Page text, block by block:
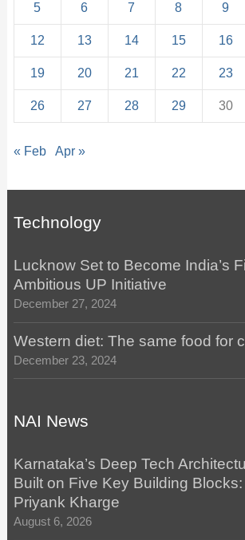
5 6 7 8 9
12 13 14 15 16
19 20 21 22 23
26 27 28 29 30
« Feb Apr »
Technology
Lucknow Set to Become India’s
Ambitious UP Initiative
December 27, 2024
Western diet: The same food for
December 23, 2024
NAI News
Karnataka’s Deep Tech
Built on Five Key Building
Priyank Kharge
August 6, 2026